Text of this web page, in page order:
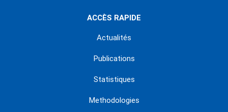
ACCÈS RAPIDE
Actualités
Publications
Statistiques
Methodologies